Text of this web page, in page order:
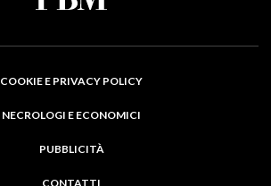
COOKIE E PRIVACY POLICY
NECROLOGI E ECONOMICI
PUBBLICITÀ
CONTATTI